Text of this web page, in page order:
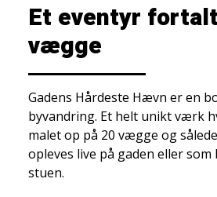
Et eventyr
vægge
Gadens Hårdeste Hævn er en
byvandring. Et helt unikt værk
malet op på 20 vægge og
opleves live på gaden eller som
stuen.